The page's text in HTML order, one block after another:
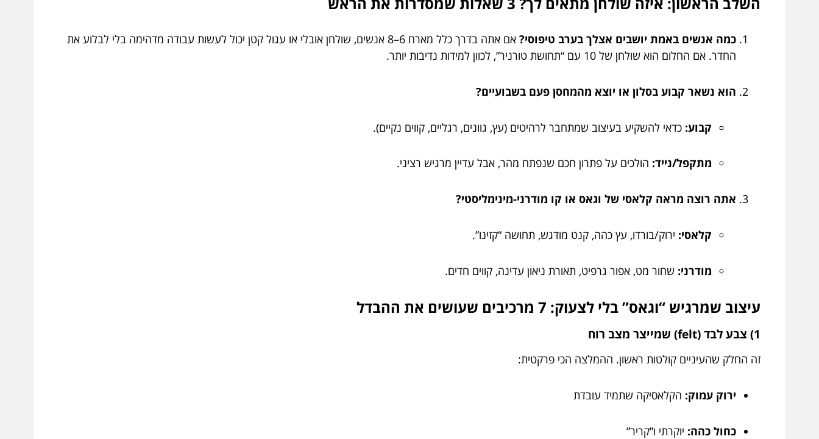
כמה אנשים באמת יושבים אצלך בערב טיפוסי?
אם אתה בדרך כלל מארח 6–8 אנשים, שולחן אובלי או עגול קטן יכול לעשות עבודה מדהימה בלי לבלוע את
החדר. אם החלום הוא שולחן של 10 עם “תחושת טורניר”, לכוון למידות נדיבות יותר.
הוא נשאר קבוע בסלון או יוצא מהמחסן פעם בשבועיים?
קבוע: כדאי להשקיע בעיצוב שמתחבר לרהיטים (עץ, גוונים, רגליים, קווים נקיים).
מתקפל/נייד: הולכים על פתרון חכם שנפתח מהר, אבל עדיין מרגיש רציני.
אתה רוצה מראה קלאסי של וגאס או קו מודרני-מינימליסטי?
קלאסי: ירוק/בורדו, עץ כהה, קנט מודגש, תחושה “קזינו”.
מודרני: שחור מט, אפור גרפיט, תאורת ניאון עדינה, קווים חדים.
עיצוב שמרגיש “וגאס” בלי לצעוק: 7 מרכיבים שעושים את ההבדל
1) צבע לבד (felt) שמייצר מצב רוח
זה החלק שהעיניים קולטות ראשון. ההמלצה הכי פרקטית:
ירוק עמוק: הקלאסיקה שתמיד עובדת
כחול כהה: יוקרתי ו”קריר”